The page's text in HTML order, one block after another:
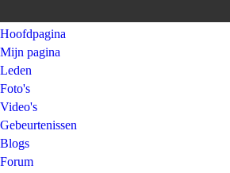
Hoofdpagina
Mijn pagina
Leden
Foto's
Video's
Gebeurtenissen
Blogs
Forum